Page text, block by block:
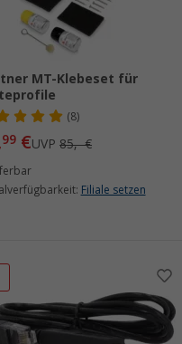
MT-Klebeset für
(8)
99 €UVP85,- €
Filiale setzen